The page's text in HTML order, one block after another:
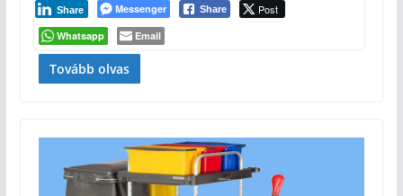
Messenger Share Post
Share
Whatsapp Email
Tovább olvas